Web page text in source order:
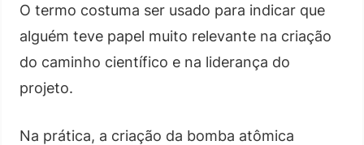
O termo costuma ser usado para indicar que
alguém teve papel muito relevante na criação
do caminho científico e na liderança do
projeto.
Na prática, a criação da bomba atômica